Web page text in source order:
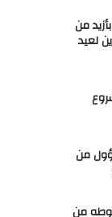
من
لعيد
من
من